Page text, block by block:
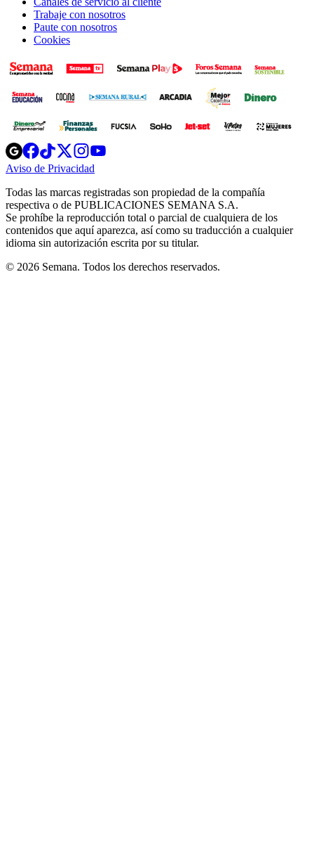
Trabaje con nosotros
Paute con nosotros
Cookies
Opens
in
new
Opens
in
new
Opens
in
new
window
Opens
new
windowwindow
Aviso de Privacidad
new
window
Todas las marcas registradas son propiedad de la compañía
respectiva o de PUBLICACIONES SEMANA S.A.
Se prohíbe la reproducción total o parcial de cualquiera de los
contenidos que aquí aparezca, así como su traducción a cualquier
idioma sin autorización escrita por su titular.
© 2026 Semana. Todos los derechos reservados.